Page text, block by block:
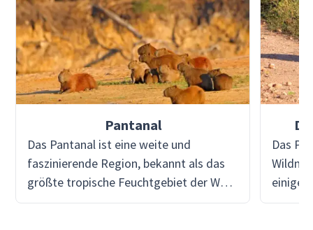
Pantanal
Das Pantanal ist eine weite und
faszinierende Region, bekannt als das
größte tropische Feuchtgebiet der Welt
und einer der artenreichsten Orte der
Das
einiger